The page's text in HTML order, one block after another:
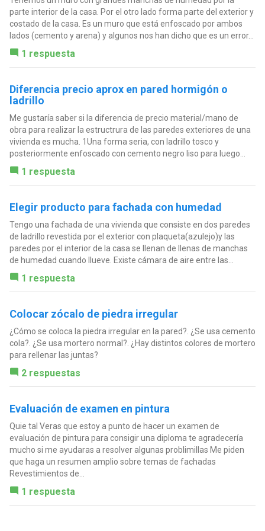
parte interior de la casa. Por el otro lado forma parte del exterior y
costado de la casa. Es un muro que está enfoscado por ambos
lados (cemento y arena) y algunos nos han dicho que es un error...
1 respuesta
Diferencia precio aprox en pared hormigón o
ladrillo
Me gustaría saber si la diferencia de precio material/mano de
obra para realizar la estructrura de las paredes exteriores de una
vivienda es mucha. 1Una forma seria, con ladrillo tosco y
posteriormente enfoscado con cemento negro liso para luego...
1 respuesta
Elegir producto para fachada con humedad
Tengo una fachada de una vivienda que consiste en dos paredes
de ladrillo revestida por el exterior con plaqueta(azulejo)y las
paredes por el interior de la casa se llenan de llenas de manchas
de humedad cuando llueve. Existe cámara de aire entre las...
1 respuesta
Colocar zócalo de piedra irregular
¿Cómo se coloca la piedra irregular en la pared?. ¿Se usa cemento
cola?. ¿Se usa mortero normal?. ¿Hay distintos colores de mortero
para rellenar las juntas?
2 respuestas
Evaluación de examen en pintura
Quie tal Veras que estoy a punto de hacer un examen de
evaluación de pintura para consigir una diploma te agradecería
mucho si me ayudaras a resolver algunas problimillas Me piden
que haga un resumen amplio sobre temas de fachadas
Revestimientos de...
1 respuesta